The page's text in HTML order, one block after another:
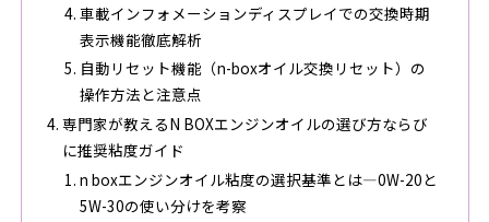
車載インフォメーションディスプレイでの交換時期
表示機能徹底解析
自動リセット機能（n-boxオイル交換リセット）の
操作方法と注意点
専門家が教えるN BOXエンジンオイルの選び方ならび
に推奨粘度ガイド
n boxエンジンオイル粘度の選択基準とは―0W-20と
5W-30の使い分けを考察